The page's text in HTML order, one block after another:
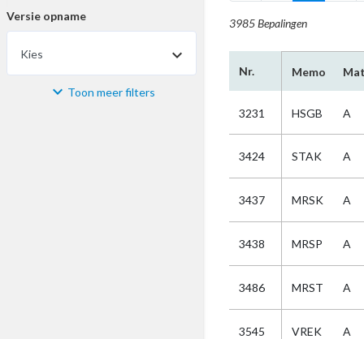
Versie opname
Kies
Materiaal Toon meer filters
3985 Bepalingen
Nr. Memo
3231 HSGB A
3424 STAK A
3437 MRSK A
3438 MRSP A
3486 MRST A
3545 VREK A